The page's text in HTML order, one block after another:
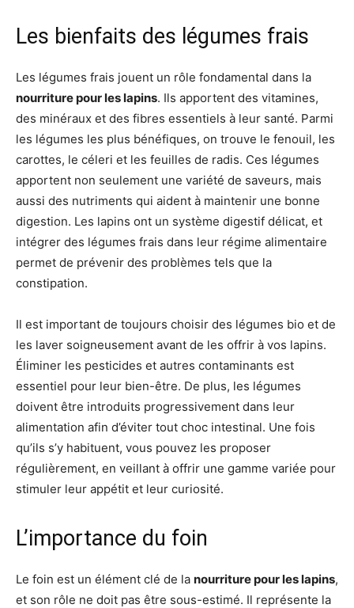
Les bienfaits des légumes frais
Les légumes frais jouent un rôle fondamental dans la
nourriture pour les lapins. Ils apportent des vitamines,
des minéraux et des fibres essentiels à leur santé. Parmi
les légumes les plus bénéfiques, on trouve le fenouil, les
carottes, le céleri et les feuilles de radis. Ces légumes
apportent non seulement une variété de saveurs, mais
aussi des nutriments qui aident à maintenir une bonne
digestion. Les lapins ont un système digestif délicat, et
intégrer des légumes frais dans leur régime alimentaire
permet de prévenir des problèmes tels que la
constipation.
Il est important de toujours choisir des légumes bio et de
les laver soigneusement avant de les offrir à vos lapins.
Éliminer les pesticides et autres contaminants est
essentiel pour leur bien-être. De plus, les légumes
doivent être introduits progressivement dans leur
alimentation afin d’éviter tout choc intestinal. Une fois
qu’ils s’y habituent, vous pouvez les proposer
régulièrement, en veillant à offrir une gamme variée pour
stimuler leur appétit et leur curiosité.
L’importance du foin
Le foin est un élément clé de la nourriture pour les lapins,
et son rôle ne doit pas être sous-estimé. Il représente la